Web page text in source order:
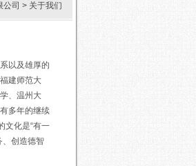
公司 > 关于我们
以及雄厚的
建师范大
、温州大
多年的继续
文化是“有一
、创造德智